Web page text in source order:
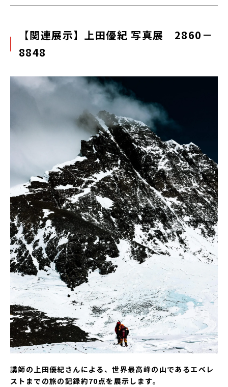
【関連展示】上田優紀 写真展 2860－
8848
講師の上田優紀さんによる、世界最高峰の山であるエベレ
ストまでの旅の記録約70点を展示します。